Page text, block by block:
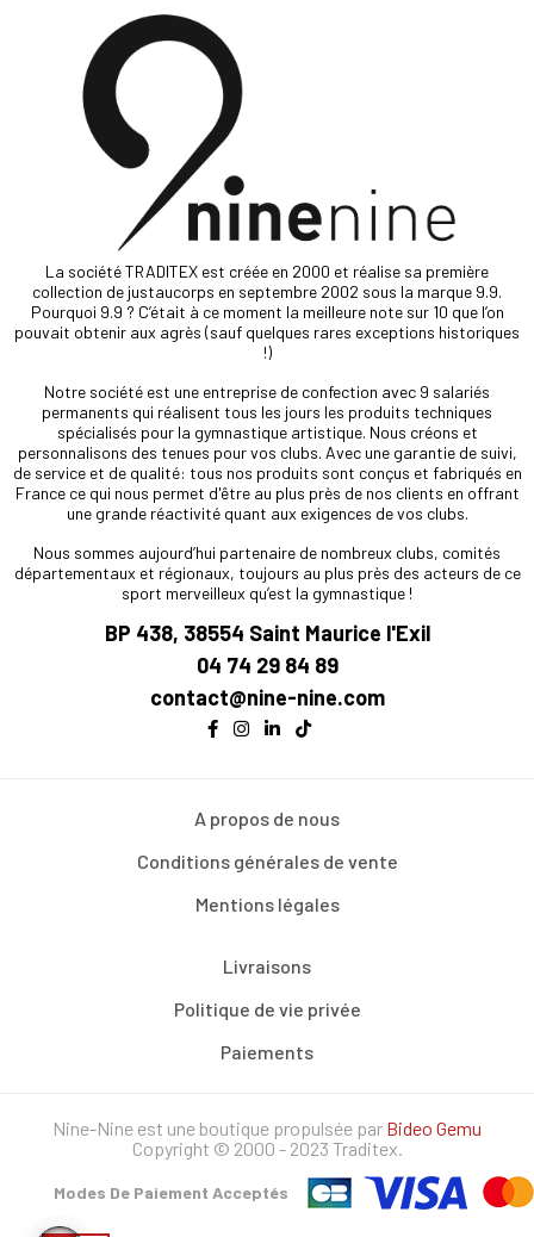
La société TRADITEX est créée en 2000 et réalise sa première
collection de justaucorps en septembre 2002 sous la marque 9.9.
Pourquoi 9.9 ? C’était à ce moment la meilleure note sur 10 que l’on
pouvait obtenir aux agrès (sauf quelques rares exceptions historiques
!)
Notre société est une entreprise de confection avec 9 salariés
permanents qui réalisent tous les jours les produits techniques
spécialisés pour la gymnastique artistique. Nous créons et
personnalisons des tenues pour vos clubs. Avec une garantie de suivi,
de service et de qualité: tous nos produits sont conçus et fabriqués en
France ce qui nous permet d'être au plus près de nos clients en offrant
une grande réactivité quant aux exigences de vos clubs.
Nous sommes aujourd’hui partenaire de nombreux clubs, comités
départementaux et régionaux, toujours au plus près des acteurs de ce
sport merveilleux qu’est la gymnastique !
BP 438, 38554 Saint Maurice l'Exil
04 74 29 84 89
contact@nine-nine.com
A propos de nous
Conditions générales de vente
Mentions légales
Livraisons
Politique de vie privée
Paiements
Nine-Nine est une boutique propulsée par Bideo Gemu
Copyright © 2000 - 2023 Traditex.
Modes De Paiement Acceptés